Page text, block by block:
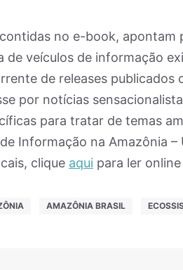
no e-book, apontam
de veículos de informação
de releases
por notícias
para tratar de temas
Informação na Amazônia
clique aqui para ler online
AMAZÔNIA BRASIL